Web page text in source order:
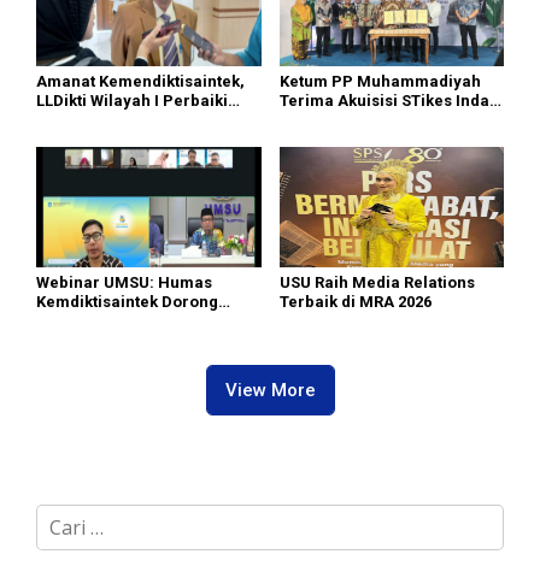
Amanat Kemendiktisaintek,
LLDikti Wilayah I Perbaiki
Ketum PP Muhammadiyah
Terima Akuisisi STikes Indah
Webinar UMSU: Humas
Kemdiktisaintek Dorong
USU Raih Media Relations
Terbaik di MRA 2026
View More
C
a